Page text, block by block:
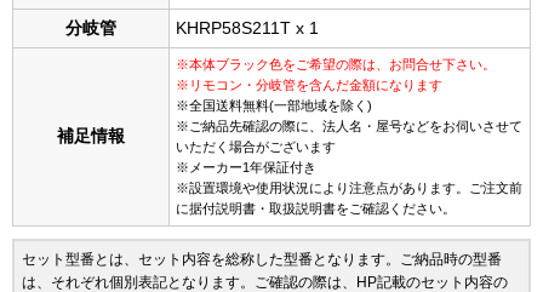
分岐管 KHRP58S211T x 1
補足情報
※本体ブラック色をご希望の際は、お問合せ下さい。
※リモコン・分岐管を含んだ金額になります
※全国送料無料(一部地域を除く)
※ご納品先確認の際に、法人名・屋号などをお伺いさせて
いただく場合がございます
※メーカー1年保証付き
※設置環境や使用状況により注意点があります。ご注文前
に据付説明書・取扱説明書をご確認ください。
セット型番とは、セット内容を総称した型番となります。ご納品時の型番
は、それぞれ個別表記となります。ご確認の際は、HP記載のセット内容の